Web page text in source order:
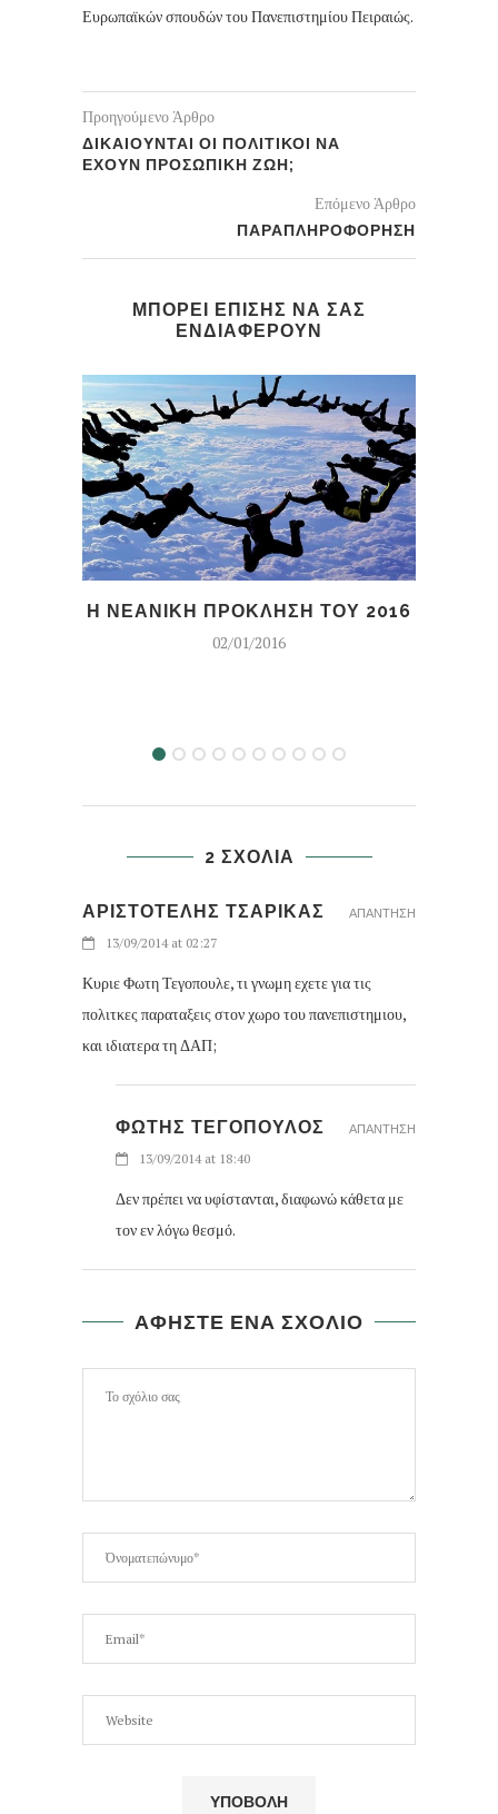
Ευρωπαϊκών σπουδών του Πανεπιστημίου Πειραιώς.
Προηγούμενο Άρθρο
ΔΙΚΑΙΟΥΝΤΑΙ ΟΙ ΠΟΛΙΤΙΚΟΙ ΝΑ
ΕΧΟΥΝ ΠΡΟΣΩΠΙΚΗ ΖΩΗ;
Επόμενο Άρθρο
ΠΑΡΑΠΛΗΡΟΦΟΡΗΣΗ
ΜΠΟΡΕΙ ΕΠΙΣΗΣ ΝΑ ΣΑΣ
ΕΝΔΙΑΦΕΡΟΥΝ
Η ΝΕΑΝΙΚΗ ΠΡΟΚΛΗΣΗ ΤΟΥ 2016
02/01/2016
2 ΣΧΟΛΙΑ
ΑΡΙΣΤΟΤΕΛΗΣ ΤΣΑΡΙΚΑΣ
13/09/2014 at 02:27
Κυριε Φωτη Τεγοπουλε, τι γνωμη εχετε για τις
πολιτκες παραταξεις στον χωρο του πανεπιστημιου,
και ιδιατερα τη ΔΑΠ;
ΑΠΑΝΤΗΣΗ
ΦΩΤΗΣ ΤΕΓΟΠΟΥΛΟΣ
13/09/2014 at 18:40
Δεν πρέπει να υφίστανται, διαφωνώ κάθετα με
τον εν λόγω θεσμό.
ΑΠΑΝΤΗΣΗ
ΑΦΗΣΤΕ ΕΝΑ ΣΧΟΛΙΟ